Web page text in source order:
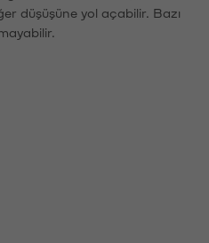
düşüşüne yol açabilir. Bazı